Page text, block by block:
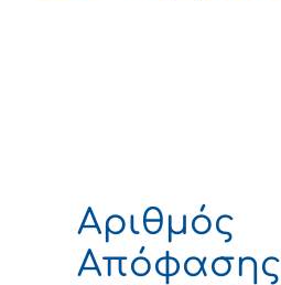
Αριθμός
Απόφασης